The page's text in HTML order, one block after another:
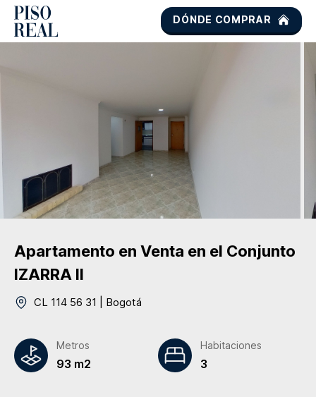
DÓNDE COMPRAR
Apartamento en Venta en el Conjunto
IZARRA II
CL 114 56 31 Bogotá
Metros
93 m2
Habitaciones
3